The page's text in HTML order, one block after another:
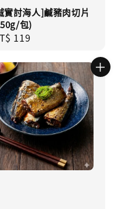
實討海人]鹹豬肉切片
包)
119